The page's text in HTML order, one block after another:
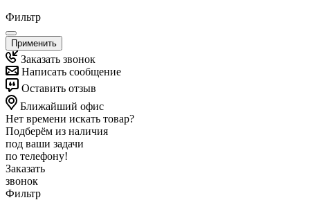
Фильтр
Применить
Заказать звонок
Написать сообщение
Оставить отзыв
Ближайший офис
Нет времени искать товар?
Подберём из наличия
под ваши задачи
по телефону!
Заказать
звонок
Фильтр